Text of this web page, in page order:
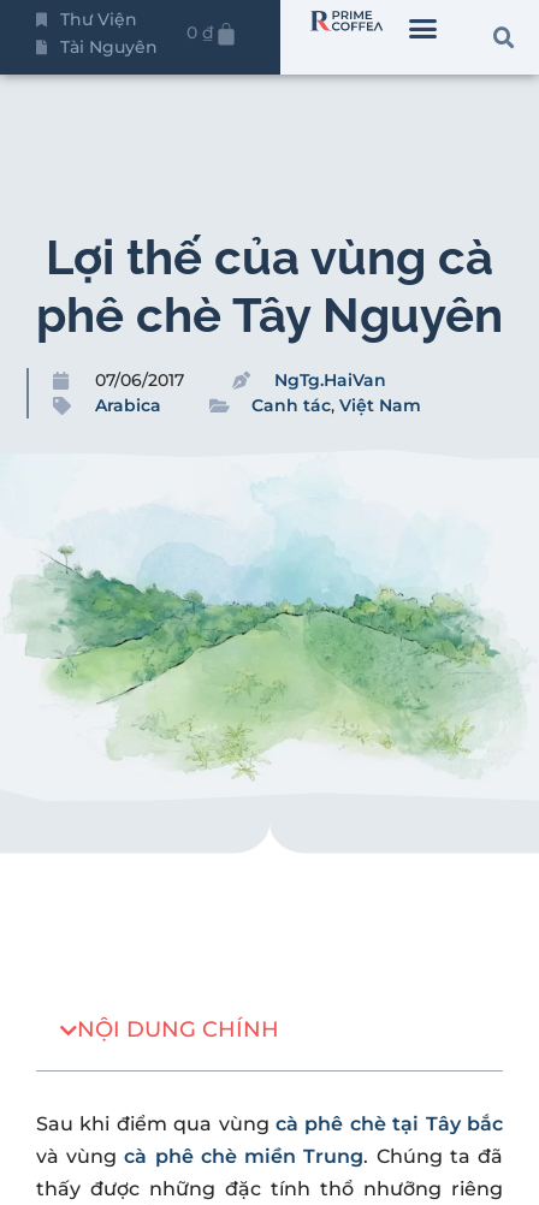
Thư Viện
Tài Nguyên
0 ₫
Lợi thế của vùng cà
phê chè Tây Nguyên
07/06/2017
NgTg.HaiVan
Arabica
Canh tác,Việt Nam
NỘI DUNG CHÍNH
Sau khi điểm qua vùng cà phê chè tại Tây bắc
và vùngcà phê chè miền Trung. Chúng ta đã
thấy được những đặc tính thổ nhưỡng riêng